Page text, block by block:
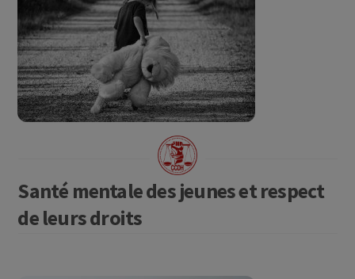
Santé mentale des jeunes et respect
de leurs droits